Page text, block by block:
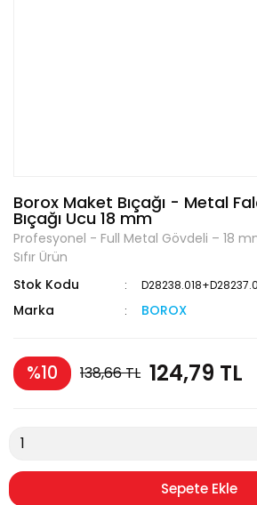
Borox Maket Bıçağı - Metal
Bıçağı Ucu 18 mm
Profesyonel - Full Metal Gövdeli – 18
Sıfır Ürün
Stok Kodu
Marka BOROX
%10 138,66 TL 124,79 TL
Sepete Ekle